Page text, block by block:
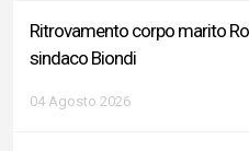
Ritrovamento corpo marito
sindaco Biondi
04 Agosto 2026